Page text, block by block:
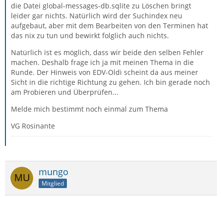
die Datei global-messages-db.sqlite zu Löschen bringt
leider gar nichts. Natürlich wird der Suchindex neu
aufgebaut, aber mit dem Bearbeiten von den Terminen hat
das nix zu tun und bewirkt folglich auch nichts.
Natürlich ist es möglich, dass wir beide den selben Fehler
machen. Deshalb frage ich ja mit meinen Thema in die
Runde. Der Hinweis von EDV-Oldi scheint da aus meiner
Sicht in die richtige Richtung zu gehen. Ich bin gerade noch
am Probieren und Überprüfen...
Melde mich bestimmt noch einmal zum Thema
VG Rosinante
mungo
Mitglied